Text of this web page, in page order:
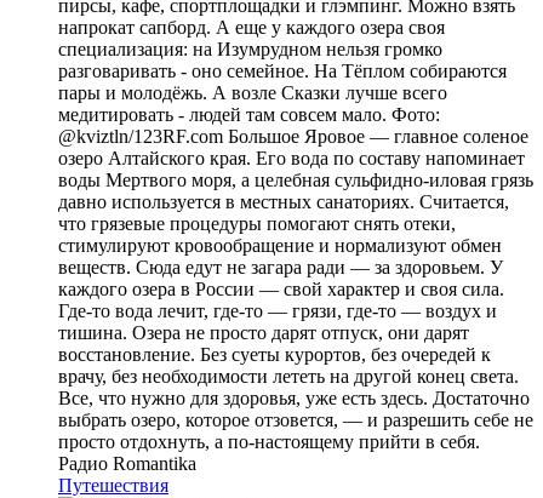
пирсы, кафе, спортплощадки и глэмпинг. Можно взять
напрокат сапборд. А еще у каждого озера своя
специализация: на Изумрудном нельзя громко
разговаривать - оно семейное. На Тёплом собираются
пары и молодёжь. А возле Сказки лучше всего
медитировать - людей там совсем мало. Фото:
@kviztln/123RF.com Большое Яровое — главное соленое
озеро Алтайского края. Его вода по составу напоминает
воды Мертвого моря, а целебная сульфидно-иловая грязь
давно используется в местных санаториях. Считается,
что грязевые процедуры помогают снять отеки,
стимулируют кровообращение и нормализуют обмен
веществ. Сюда едут не загара ради — за здоровьем. У
каждого озера в России — свой характер и своя сила.
Где-то вода лечит, где-то — грязи, где-то — воздух и
тишина. Озера не просто дарят отпуск, они дарят
восстановление. Без суеты курортов, без очередей к
врачу, без необходимости лететь на другой конец света.
Все, что нужно для здоровья, уже есть здесь. Достаточно
выбрать озеро, которое отзовется, — и разрешить себе не
просто отдохнуть, а по-настоящему прийти в себя.
Радио Romantika
Путешествия